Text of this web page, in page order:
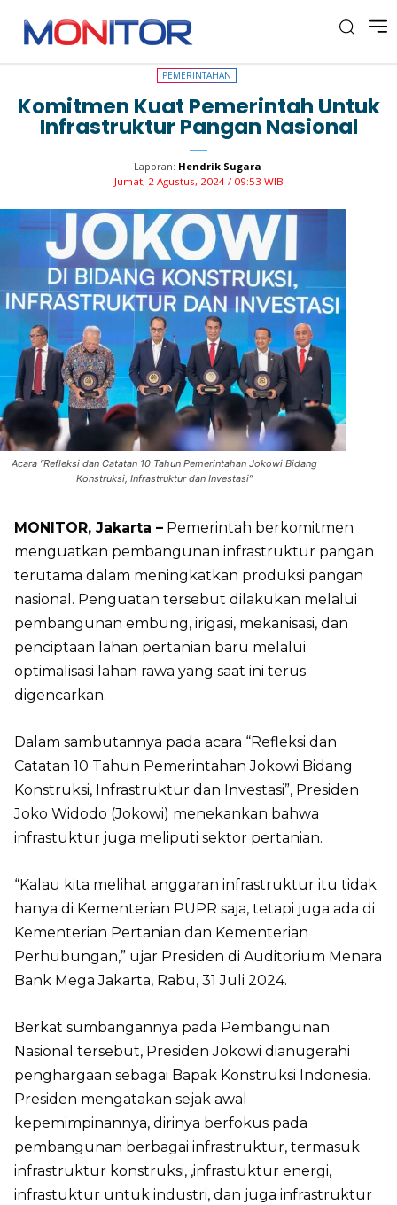
PEMERINTAHAN
PEMERINTAHAN
Komitmen Kuat Pemerintah Untuk
Infrastruktur Pangan Nasional
Laporan: Hendrik Sugara
Jumat, 2 Agustus, 2024 / 09:53 WIB
Acara “Refleksi dan Catatan 10 Tahun Pemerintahan Jokowi Bidang
Konstruksi, Infrastruktur dan Investasi”
MONITOR, Jakarta – Pemerintah berkomitmen
menguatkan pembangunan infrastruktur pangan
terutama dalam meningkatkan produksi pangan
nasional. Penguatan tersebut dilakukan melalui
pembangunan embung, irigasi, mekanisasi, dan
penciptaan lahan pertanian baru melalui
optimalisasi lahan rawa yang saat ini terus
digencarkan.
Dalam sambutannya pada acara “Refleksi dan
Catatan 10 Tahun Pemerintahan Jokowi Bidang
Konstruksi, Infrastruktur dan Investasi”, Presiden
Joko Widodo (Jokowi) menekankan bahwa
infrastuktur juga meliputi sektor pertanian.
“Kalau kita melihat anggaran infrastruktur itu tidak
hanya di Kementerian PUPR saja, tetapi juga ada di
Kementerian Pertanian dan Kementerian
Perhubungan,” ujar Presiden di Auditorium Menara
Bank Mega Jakarta, Rabu, 31 Juli 2024.
Berkat sumbangannya pada Pembangunan
Nasional tersebut, Presiden Jokowi dianugerahi
penghargaan sebagai Bapak Konstruksi Indonesia.
Presiden mengatakan sejak awal
kepemimpinannya, dirinya berfokus pada
pembangunan berbagai infrastruktur, termasuk
infrastruktur konstruksi, ,infrastuktur energi,
infrastuktur untuk industri, dan juga infrastruktur